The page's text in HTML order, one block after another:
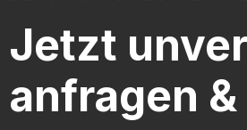
Jetzt
anfragen